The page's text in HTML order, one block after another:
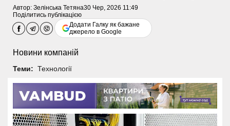
Автор: Зелінська Тетяна30 Чер, 2026 11:49
Поділитись публікацією
Додати Галку як бажане
джерело в Google
Новини компаній
Теми: Технології